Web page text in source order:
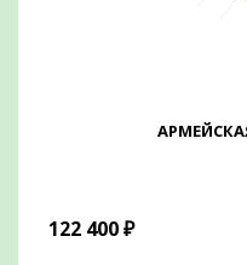
122 400₽